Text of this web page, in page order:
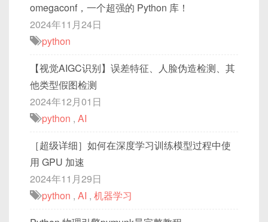
omegaconf，一个超强的 Python 库！
2024年11月24日
python
【视觉AIGC识别】误差特征、人脸伪造检测、其
他类型假图检测
2024年12月01日
python , AI
［超级详细］如何在深度学习训练模型过程中使
用 GPU 加速
2024年11月29日
python , AI , 机器学习